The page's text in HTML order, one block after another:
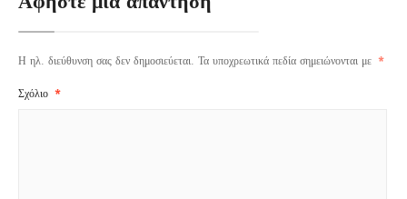
Η ηλ. διεύθυνση σας δεν δημοσιεύεται. Τα υποχρεωτικά πεδία σημειώνονται με *
Σχόλιο *